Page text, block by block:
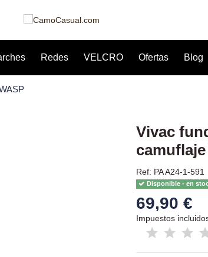
Redes VELCRO Ofertas Blog
Vivac
Ref: PA A24-1-591
Disponible - en
69,90 €
Impuestos